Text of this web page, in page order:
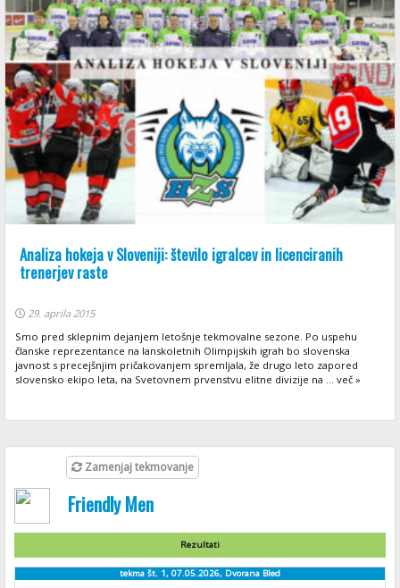
Analiza hokeja v Sloveniji: število igralcev in licenciranih
trenerjev raste
29. aprila 2015
Smo pred sklepnim dejanjem letošnje tekmovalne sezone. Po uspehu
članske reprezentance na lanskoletnih Olimpijskih igrah bo slovenska
javnost s precejšnjim pričakovanjem spremljala, že drugo leto zapored
slovensko ekipo leta, na Svetovnem prvenstvu elitne divizije na ... več »
Zamenjaj tekmovanje
Friendly Men
Rezultati
tekma št. 1, 07.05.2026, Dvorana Bled